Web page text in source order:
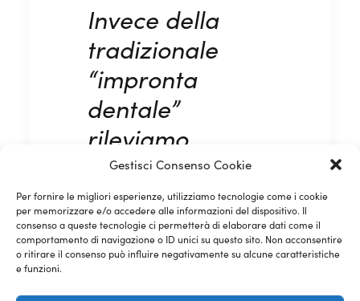
Gestisci Consenso Cookie
Per fornire le migliori esperienze, utilizziamo tecnologie come i cookie
per memorizzare e/o accedere alle informazioni del dispositivo. Il
consenso a queste tecnologie ci permetterà di elaborare dati come il
comportamento di navigazione o ID unici su questo sito. Non acconsentire
o ritirare il consenso può influire negativamente su alcune caratteristiche
e funzioni.
Invece della
tradizionale
“impronta
dentale”
rileviamo
un’immagine
della vostra
bocca con una
speciale